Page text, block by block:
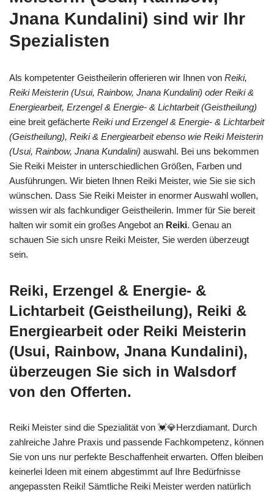
Jnana Kundalini) sind wir Ihr
Spezialisten
Als kompetenter Geistheilerin offerieren wir Ihnen von Reiki,
Reiki Meisterin (Usui, Rainbow, Jnana Kundalini) oder Reiki &
Energiearbeit, Erzengel & Energie- & Lichtarbeit (Geistheilung)
eine breit gefächerte Reiki und Erzengel & Energie- & Lichtarbeit
(Geistheilung), Reiki & Energiearbeit ebenso wie Reiki Meisterin
(Usui, Rainbow, Jnana Kundalini) auswahl. Bei uns bekommen
Sie Reiki Meister in unterschiedlichen Größen, Farben und
Ausführungen. Wir bieten Ihnen Reiki Meister, wie Sie sie sich
wünschen. Dass Sie Reiki Meister in enormer Auswahl wollen,
wissen wir als fachkundiger Geistheilerin. Immer für Sie bereit
halten wir somit ein großes Angebot an Reiki. Genau an
schauen Sie sich unsre Reiki Meister, Sie werden überzeugt
sein.
Reiki, Erzengel & Energie- &
Lichtarbeit (Geistheilung), Reiki &
Energiearbeit oder Reiki Meisterin
(Usui, Rainbow, Jnana Kundalini),
überzeugen Sie sich in Walsdorf
von den Offerten.
Reiki Meister sind die Spezialität von 💓️💎Herzdiamant. Durch
zahlreiche Jahre Praxis und passende Fachkompetenz, können
Sie von uns nur perfekte Beschaffenheit erwarten. Offen bleiben
keinerlei Ideen mit einem abgestimmt auf Ihre Bedürfnisse
angepassten Reiki! Sämtliche Reiki Meister werden natürlich